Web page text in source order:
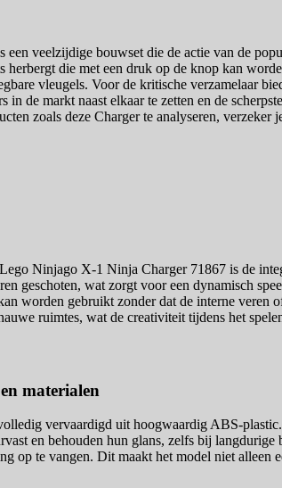
veelzijdige bouwset die de actie van de
herbergt die met een druk op de knop kan
vleugels. Voor de kritische verzamelaar
in de markt naast elkaar te zetten en de
zoals deze Charger te analyseren,
Ninjago X-1 Ninja Charger 71867 is de
geschoten, wat zorgt voor een dynamisch
worden gebruikt zonder dat de interne
ruimtes, wat de creativiteit tijdens het
materialen
vervaardigd uit hoogwaardig ABS-
en behouden hun glans, zelfs bij
op te vangen. Dit maakt het model niet alleen